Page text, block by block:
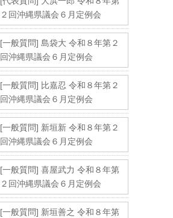
２回沖縄県議会６月定例会
[一般質問] 島袋大 令和８年第２
回沖縄県議会６月定例会
[一般質問] 比嘉忍 令和８年第２
回沖縄県議会６月定例会
[一般質問] 新垣新 令和８年第２
回沖縄県議会６月定例会
[一般質問] 喜屋武力 令和８年第
２回沖縄県議会６月定例会
[一般質問] 新垣善之 令和８年第